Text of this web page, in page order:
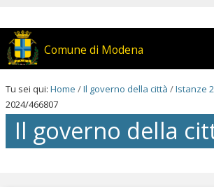
contenuti.
Salta
alla
Comune di Modena
Tu sei qui: Home /Il governo della città /Istanze
2024/466807
Il governo della